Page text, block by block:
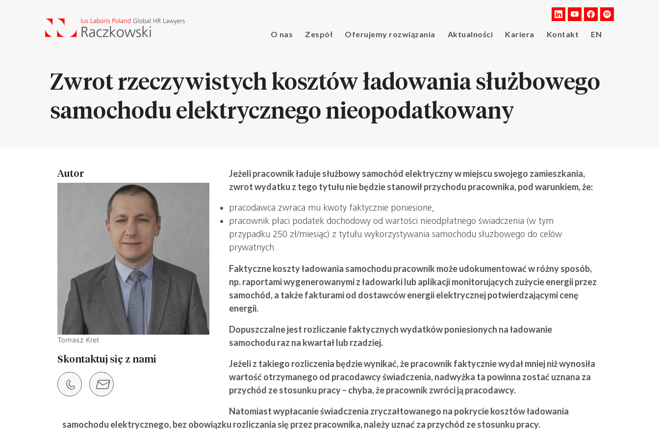
O nas Zespół Oferujemy rozwiązania Aktualności Kariera Kontakt EN
Zwrot rzeczywistych kosztów ładowania służbowego
samochodu elektrycznego nieopodatkowany
Autor
Tomasz Kret
Skontaktuj się z nami
Jeżeli pracownik ładuje służbowy samochód elektryczny w miejscu swojego zamieszkania,
zwrot wydatku z tego tytułu nie będzie stanowił przychodu pracownika, pod warunkiem, że:
pracodawca zwraca mu kwoty faktycznie poniesione,
pracownik płaci podatek dochodowy od wartości nieodpłatnego świadczenia (w tym
przypadku 250 zł/miesiąc) z tytułu wykorzystywania samochodu służbowego do celów
prywatnych.
Faktyczne koszty ładowania samochodu pracownik może udokumentować w różny sposób,
np. raportami wygenerowanymi z ładowarki lub aplikacji monitorujących zużycie energii przez
samochód, a także fakturami od dostawców energii elektrycznej potwierdzającymi cenę
energii.
Dopuszczalne jest rozliczanie faktycznych wydatków poniesionych na ładowanie
samochodu raz na kwartał lub rzadziej.
Jeżeli z takiego rozliczenia będzie wynikać, że pracownik faktycznie wydał mniej niż wynosiła
wartość otrzymanego od pracodawcy świadczenia, nadwyżka ta powinna zostać uznana za
przychód ze stosunku pracy – chyba, że pracownik zwróci ją pracodawcy.
Natomiast wypłacanie świadczenia zryczałtowanego na pokrycie kosztów ładowania
samochodu elektrycznego, bez obowiązku rozliczania się przez pracownika, należy uznać za przychód ze stosunku pracy.